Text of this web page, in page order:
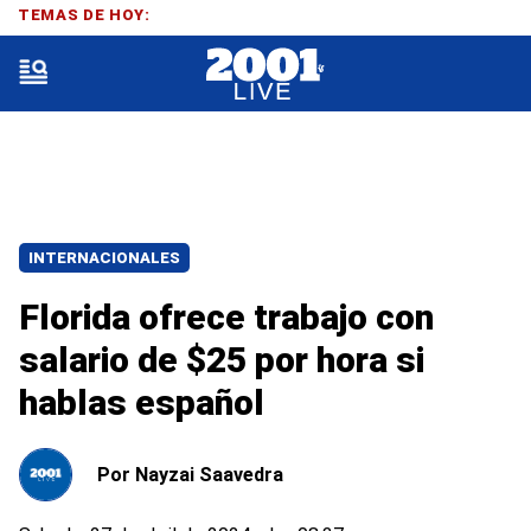
INTERNACIONALES
Florida ofrece trabajo con
salario de $25 por hora si
hablas español
Por Nayzai Saavedra
TEMAS DE HOY: